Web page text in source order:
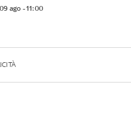
09 ago - 11:00